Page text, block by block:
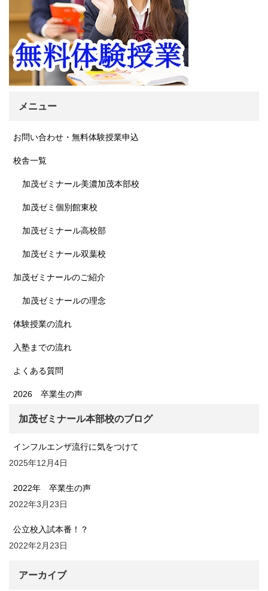
メニュー
お問い合わせ・無料体験授業申込
校舎一覧
加茂ゼミナール美濃加茂本部校
加茂ゼミ個別館東校
加茂ゼミナール高校部
加茂ゼミナール双葉校
加茂ゼミナールのご紹介
加茂ゼミナールの理念
体験授業の流れ
入塾までの流れ
よくある質問
2026 卒業生の声
加茂ゼミナール本部校のブログ
インフルエンザ流行に気をつけて
2025年12月4日
2022年 卒業生の声
2022年3月23日
公立校入試本番！？
2022年2月23日
アーカイブ